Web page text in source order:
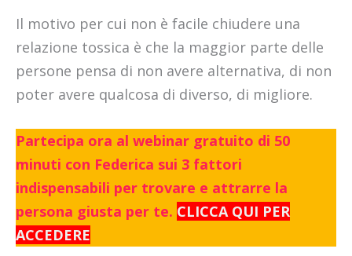
Il motivo per cui non è facile chiudere una
relazione tossica è che la maggior parte delle
persone pensa di non avere alternativa, di non
poter avere qualcosa di diverso, di migliore.
Partecipa ora al webinar gratuito di 50
minuti con Federica sui 3 fattori
indispensabili per trovare e attrarre la
persona giusta per te. CLICCA QUI PER
ACCEDERE